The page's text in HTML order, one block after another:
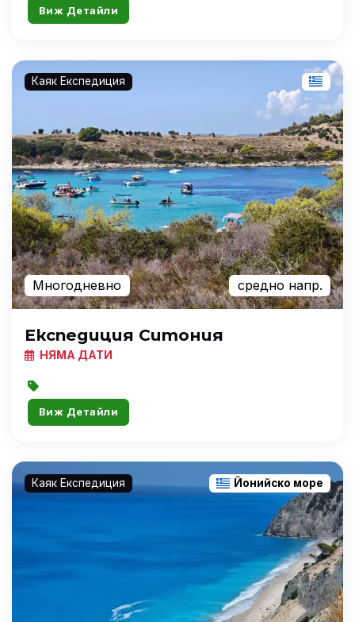
Виж Детайли
Каяк Експедиция
Многодневно средно напр.
Експедиция Ситония
НЯМА ДАТИ
Виж Детайли
Каяк Експедиция Йонийско море